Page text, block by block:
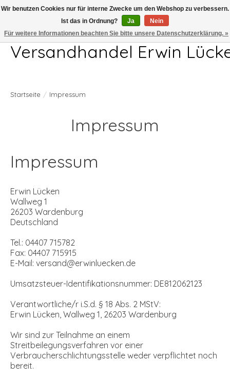
Telefon 04407 715872 MO-DO 7.00-17.00Uhr FR 7.00-13.00Uhr
Versandhandel Erwin
Startseite / Impressum
Impressum
Impressum
Erwin Lücken
Wallweg 1
26203 Wardenburg
Deutschland
Tel.: 04407 715782
Fax: 04407 715915
E-Mail: versand@erwinluecken.de
Umsatzsteuer-Identifikationsnummer: DE812062123
Verantwortliche/r i.S.d. § 18 Abs. 2 MStV:
Erwin Lücken, Wallweg 1, 26203 Wardenburg
Wir sind zur Teilnahme an einem
Streitbeilegungsverfahren vor einer
Verbraucherschlichtungsstelle weder verpflichtet noch
bereit.
Wir benutzen Cookies nur für interne Zwecke um den Webshop zu verbessern.
Ist das in Ordnung?
Ja
Nein
Für weitere Informationen beachten Sie bitte unsere Datenschutzerklärung. »